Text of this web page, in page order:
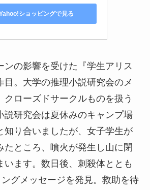
ショッピングで見る
ンの影響を受けた『学生アリス
目。大学の推理小説研究会のメ
クローズドサークルものを扱う
説研究会は夏休みのキャンプ場
知り合いましたが、女子学生が
たところ、噴火が発生し山に閉
います。数日後、刺殺体ととも
グメッセージを発見。救助を待